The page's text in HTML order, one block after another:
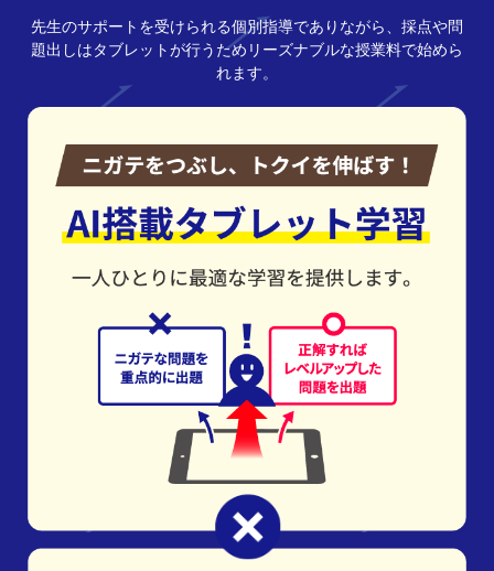
先生のサポートを受けられる個別指導でありながら、採点や問
題出しはタブレットが行うためリーズナブルな授業料で始めら
れます。